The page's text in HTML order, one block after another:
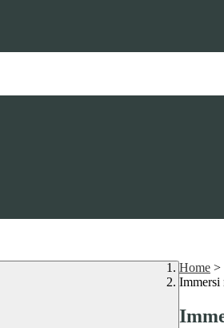
Home >
Immersi